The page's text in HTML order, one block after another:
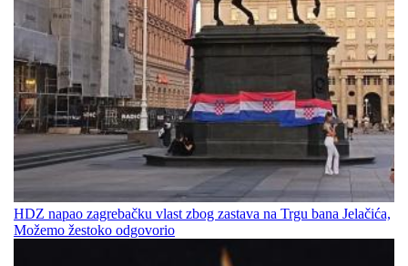
HDZ napao zagrebačku vlast zbog zastava na Trgu bana Jelačića,
Možemo žestoko odgovorio